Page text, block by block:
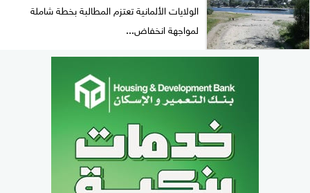
الولايات الألمانية تعتزم المطالبة بخطة شاملة
لمواجهة انخفاض...